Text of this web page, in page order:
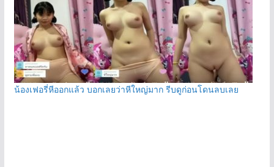
น้องเฟอรี่หีออกแล้ว บอกเลยว่าหีใหญ่มาก รีบดูก่อนโดนลบเลย